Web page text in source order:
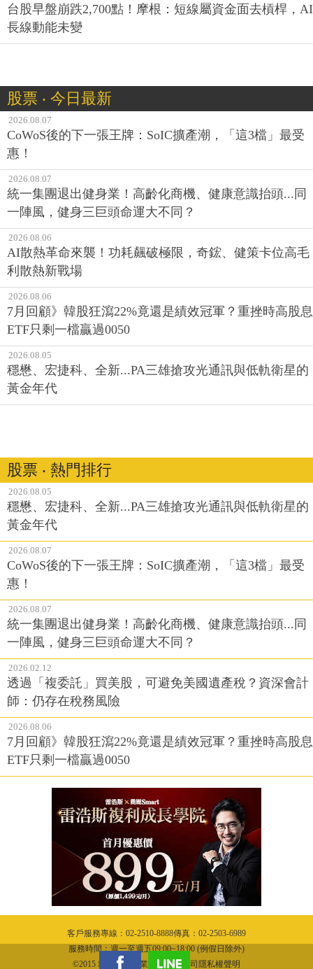
台股早盤崩跌2,700點！摩根：短線屬資金面去槓桿，AI
長線動能未變
股票 ‧ 今日最新
2026.08.07
CoWoS後的下一張王牌：SoIC擴產潮，「這3檔」最受
惠！
2026.08.07
統一集團退出健身業！高齡化商機、健康意識抬頭...同
一陣風，健身三巨頭命運大不同？
2026.08.06
AI散熱革命來襲！功耗飆破極限，奇鋐、健策卡位高毛
利散熱新戰場
2026.08.06
7月回顧》韓股狂瀉22%竟還是績效冠軍？重挫時高股息
ETF只剩一檔贏過0050
2026.08.05
穩懋、宏捷科、全新...PA三雄搶攻光通訊與低軌衛星的
黃金年代
股票 ‧ 熱門排行
2026.08.05
穩懋、宏捷科、全新...PA三雄搶攻光通訊與低軌衛星的
黃金年代
2026.08.07
CoWoS後的下一張王牌：SoIC擴產潮，「這3檔」最受
惠！
2026.08.07
統一集團退出健身業！高齡化商機、健康意識抬頭...同
一陣風，健身三巨頭命運大不同？
2026.02.12
透過「複委託」買美股，可避免美國遺產稅？資深會計
師：仍存在稅務風險
2026.08.06
7月回顧》韓股狂瀉22%竟還是績效冠軍？重挫時高股息
ETF只剩一檔贏過0050
客戶服務專線：02-2510-8888傳真：02-2503-6989
服務時間：週一至週五09:00~18:00 (例假日除外)
©2015 城邦文化事業股份有限公司隱私權聲明